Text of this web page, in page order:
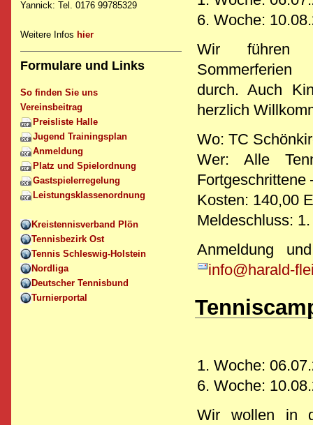
Yannick: Tel. 0176 99785329
Weitere Infoshier
Formulare und Links
So finden Sie uns
Vereinsbeitrag
Preisliste Halle
Jugend Trainingsplan
Anmeldung
Platz und Spielordnung
Gastspielerregelung
Leistungsklassenordnung
Kreistennisverband Plön
Tennisbezirk Ost
Tennis Schleswig-Holstein
Nordliga
Deutscher Tennisbund
Turnierportal
6. Woche:
Wir
durch. Auch
herzlich
Wo: TC
Wer: Alle
Fortgeschrittene
Kosten: 140,00
Meldeschluss:
Anmeldung
info@harald-
1. Woche:
6. Woche:
Wir wollen in